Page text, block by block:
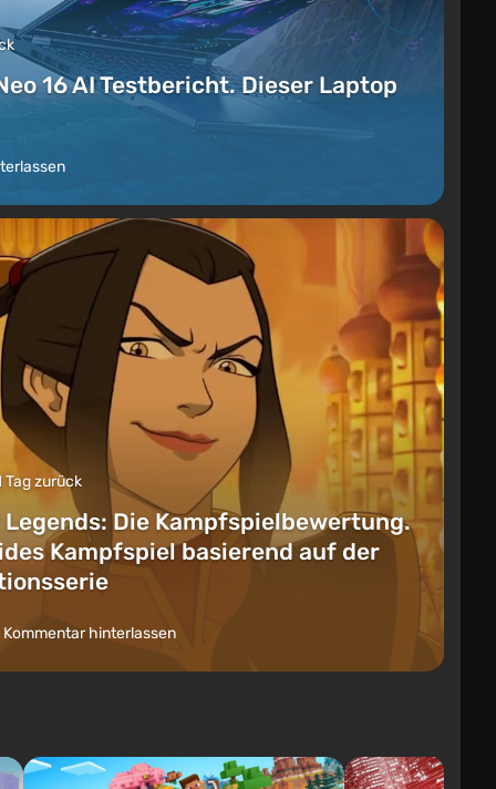
16 AI Testbericht. Dieser Laptop
Tag zurück
Die Kampfspielbewertung.
Kampfspiel basierend auf der
hinterlassen